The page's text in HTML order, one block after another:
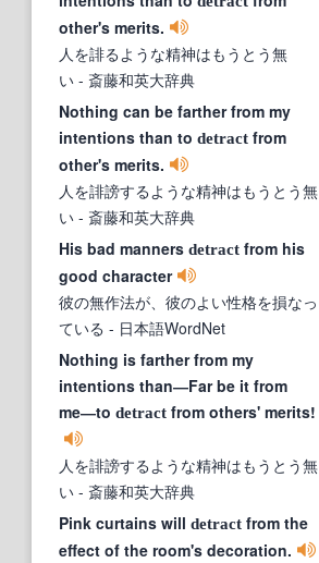
other's merits.
人を誹るような精神はもうとう無
い - 斎藤和英大辞典
Nothing can be farther from my
intentions than to detract from
other's merits.
人を誹謗するような精神はもうとう無
い - 斎藤和英大辞典
His bad manners detract from his
good character
彼の無作法が、彼のよい性格を損なっ
ている - 日本語WordNet
Nothing is farther from my
intentions than―Far be it from
me―to detract from others' merits!
人を誹謗するような精神はもうとう無
い - 斎藤和英大辞典
Pink curtains will detract from the
effect of the room's decoration.